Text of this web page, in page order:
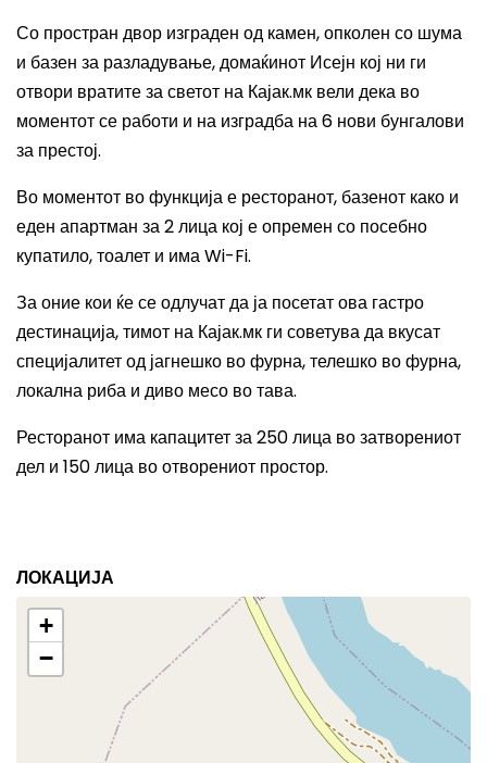
Со простран двор изграден од камен, опколен со шума
и базен за разладување, домаќинот Исејн кој ни ги
отвори вратите за светот на Кајак.мк вели дека во
моментот се работи и на изградба на 6 нови бунгалови
за престој.
Во моментот во функција е ресторанот, базенот како и
еден апартман за 2 лица кој е опремен со посебно
купатило, тоалет и имаWi-Fi.
За оние кои ќе се одлучат да ја посетат ова гастро
дестинација, тимот на Кајак.мк ги советува да вкусат
специјалитет од јагнешко во фурна, телешко во фурна,
локална риба и диво месо во тава.
Ресторанот има капацитет за 250 лица во затворениот
дел и 150 лица во отворениот простор.
ЛОКАЦИЈА
+
−